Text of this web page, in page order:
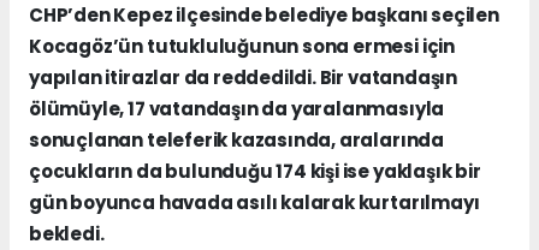
CHP’den Kepez ilçesinde belediye başkanı seçilen
Kocagöz’ün tutukluluğunun sona ermesi için
yapılan itirazlar da reddedildi. Bir vatandaşın
ölümüyle, 17 vatandaşın da yaralanmasıyla
sonuçlanan teleferik kazasında, aralarında
çocukların da bulunduğu 174 kişi ise yaklaşık bir
gün boyunca havada asılı kalarak kurtarılmayı
bekledi.